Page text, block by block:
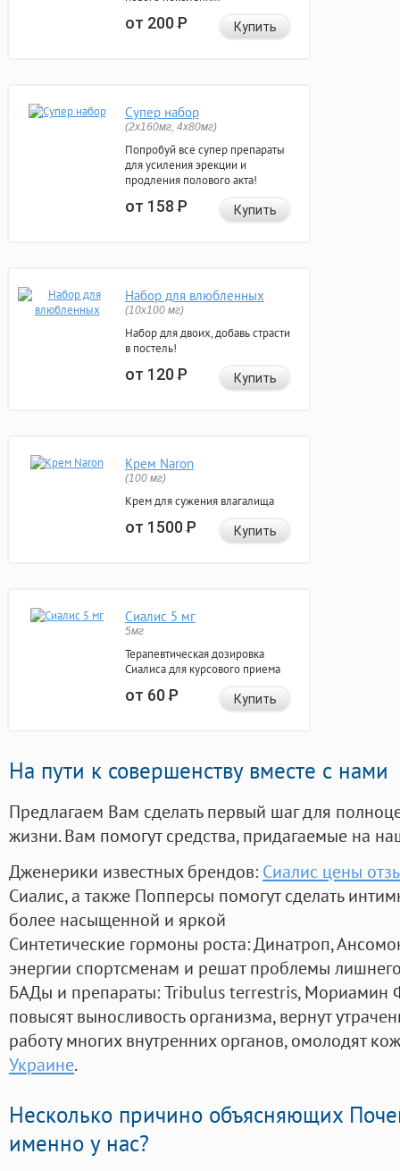
от 200Р Купить
Супер набор
(2х160мг, 4х80мг)
Попробуй все супер препараты
для усиления эрекции и
продления полового акта!
от 158Р Купить
Набор для влюбленных
(10х100 мг)
Набор для двоих, добавь страсти
в постель!
от 120Р Купить
Крем Naron
(100 мг)
Крем для сужения влагалища
от 1500Р Купить
Сиалис 5 мг
5мг
Терапевтическая дозировка
Сиалиса для курсового приема
от 60Р Купить
На пути к совершенству вместе с нами
Предлагаем Вам сделать первый шаг для
жизни. Вам помогут средства, придагаемые на
Дженерики известных брендов: Сиалис цены
Сиалис, а также Попперсы помогут сделать
более насыщенной и яркой
Синтетические гормоны роста: Динатроп,
энергии спортсменам и решат проблемы
БАДы и препараты:Tribulus terrestris, Мориамин
повысят выносливость организма, вернут
работу многих внутренних органов, омолодят
Украине.
Несколько причино объясняющих
именно у нас?